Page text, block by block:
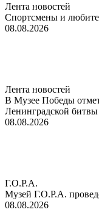
Лента новостей
Спортсмены и
08.08.2026
Лента новостей
В Музее Победы
Ленинградской битвы
08.08.2026
Г.О.Р.А.
Музей Г.О.Р.А.
08.08.2026